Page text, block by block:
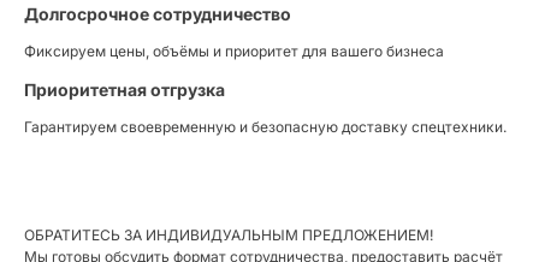
Долгосрочное сотрудничество
Фиксируем цены, объёмы и приоритет для вашего бизнеса
Приоритетная отгрузка
Гарантируем своевременную и безопасную доставку спецтехники.
ОБРАТИТЕСЬ ЗА ИНДИВИДУАЛЬНЫМ ПРЕДЛОЖЕНИЕМ!
Мы готовы обсудить формат сотрудничества, предоставить расчёт